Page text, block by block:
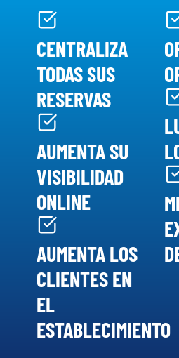
CENTRALIZA
TODAS SUS
RESERVAS
AUMENTA SU
VISIBILIDAD
ONLINE
AUMENTA LOS
CLIENTES EN
EL
ESTABLECIMIENTO